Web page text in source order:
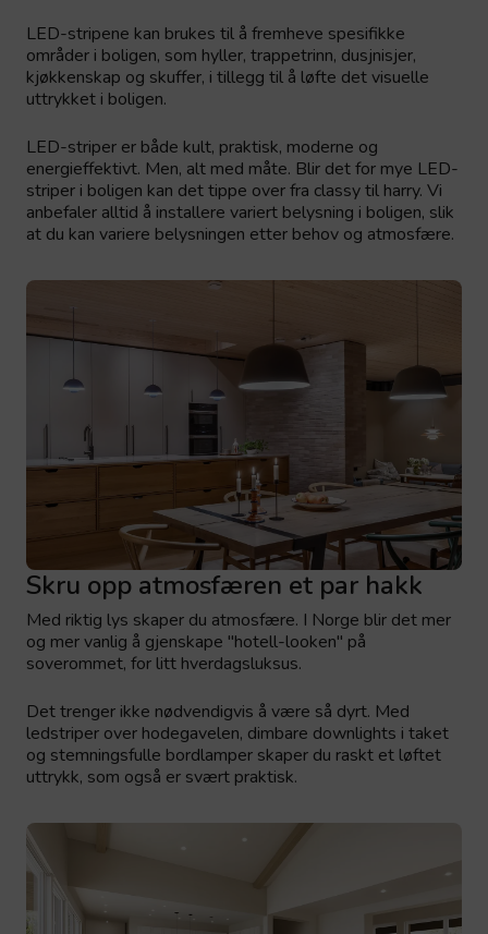
LED-stripene kan brukes til å fremheve spesifikke
områder i boligen, som hyller, trappetrinn, dusjnisjer,
kjøkkenskap og skuffer, i tillegg til å løfte det visuelle
uttrykket i boligen.
LED-striper er både kult, praktisk, moderne og
energieffektivt. Men, alt med måte. Blir det for mye LED-
striper i boligen kan det tippe over fra classy til harry. Vi
anbefaler alltid å installere variert belysning i boligen, slik
at du kan variere belysningen etter behov og atmosfære.
Skru opp atmosfæren et par hakk
Med riktig lys skaper du atmosfære. I Norge blir det mer
og mer vanlig å gjenskape "hotell-looken" på
soverommet, for litt hverdagsluksus.
Det trenger ikke nødvendigvis å være så dyrt. Med
ledstriper over hodegavelen, dimbare downlights i taket
og stemningsfulle bordlamper skaper du raskt et løftet
uttrykk, som også er svært praktisk.